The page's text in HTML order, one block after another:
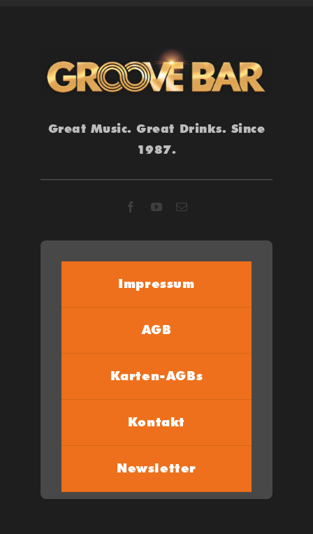
Great Music. Great Drinks. Since
1987.
Impressum
AGB
Karten-AGBs
Kontakt
Newsletter